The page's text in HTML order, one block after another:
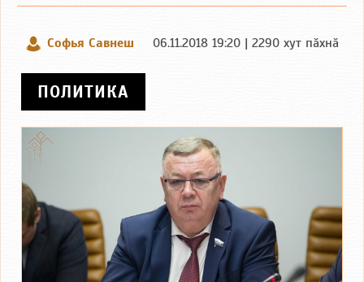
Софья Савнеш 06.11.2018 19:20 | 2290 хут пӑхнӑ
ПОЛИТИКА